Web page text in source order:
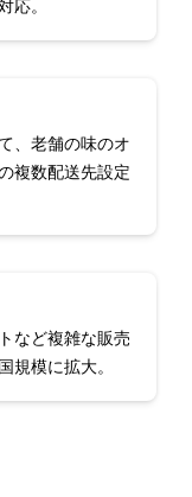
応。
、老舗の味のオ
複数配送先設定
など複雑な販売
規模に拡大。